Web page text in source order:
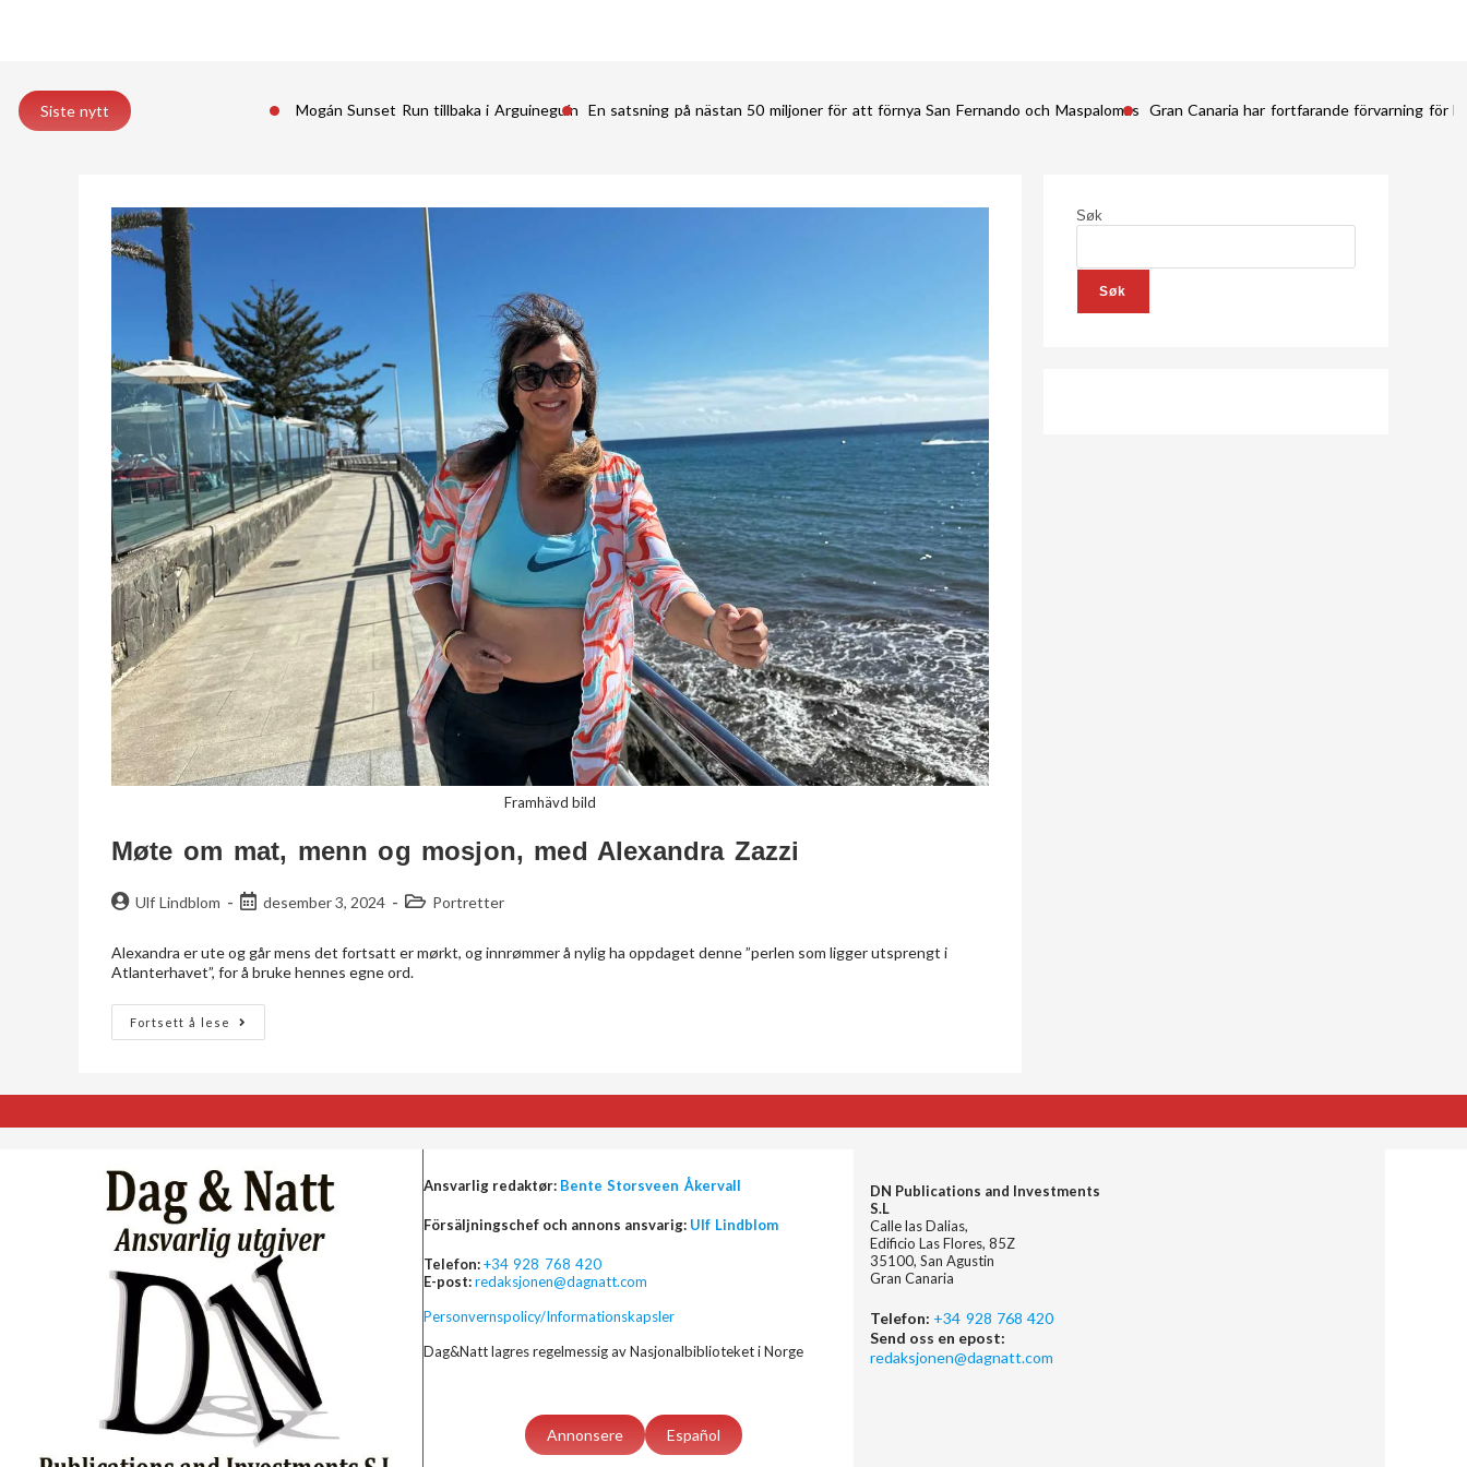
Siste nytt Mogán Sunset Run tillbaka i Arguineguín En satsning på nästan 50 miljoner för att förnya San Fernando och Maspalomas Gran Canaria har fortfarande förvarning för
Framhävd bild
Møte om mat, menn og mosjon, med Alexandra Zazzi
Ulf Lindblom desember 3, 2024 Portretter
Alexandra er ute og går mens det fortsatt er mørkt, og innrømmer å nylig ha oppdaget denne ”perlen som ligger utsprengt i
Atlanterhavet”, for å bruke hennes egne ord.
Fortsett å lese
Søk
Søk
Ansvarlig redaktør: Bente Storsveen Åkervall
Försäljningschef och annons ansvarig: Ulf Lindblom
Telefon:+34 928 768 420
E-post:redaksjonen@dagnatt.com
Personvernspolicy/Informationskapsler
Dag&Natt lagres regelmessig av Nasjonalbiblioteket i Norge
Annonsere Español
DN Publications and Investments
S.L
Calle las Dalias,
Edificio Las Flores, 85Z
35100, San Agustin
Gran Canaria
Telefon: +34 928 768 420
Send oss en epost:
redaksjonen@dagnatt.com